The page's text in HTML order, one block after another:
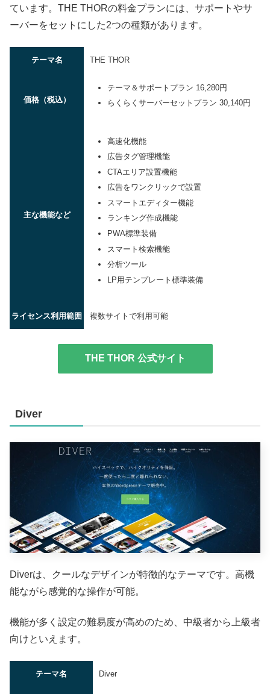
ています。THE THORの料金プランには、サポートやサ
ーバーをセットにした2つの種類があります。
テーマ名 THE THOR
価格（税込）
テーマ＆サポートプラン 16,280円
らくらくサーバーセットプラン 30,140円
主な機能など
高速化機能
広告タグ管理機能
CTAエリア設置機能
広告をワンクリックで設置
スマートエディター機能
ランキング作成機能
PWA標準装備
スマート検索機能
分析ツール
LP用テンプレート標準装備
ライセンス利用範囲 複数サイトで利用可能
THE THOR 公式サイト
Diver
Diverは、クールなデザインが特徴的なテーマです。高機
能ながら感覚的な操作が可能。
機能が多く設定の難易度が高めのため、中級者から上級者
向けといえます。
テーマ名 Diver